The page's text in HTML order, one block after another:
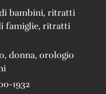
bambini, ritratti
famiglie, ritratti
, donna, orologio
1932